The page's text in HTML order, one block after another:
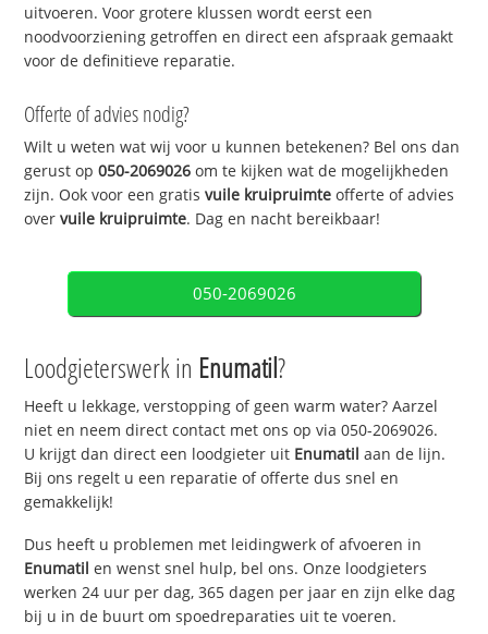
uitvoeren. Voor grotere klussen wordt eerst een
noodvoorziening getroffen en direct een afspraak gemaakt
voor de definitieve reparatie.
Offerte of advies nodig?
Wilt u weten wat wij voor u kunnen betekenen? Bel ons dan
gerust op050-2069026 om te kijken wat de mogelijkheden
zijn. Ook voor een gratisvuile kruipruimte offerte of advies
overvuile kruipruimte. Dag en nacht bereikbaar!
050-2069026
Loodgieterswerk in Enumatil?
Heeft u lekkage, verstopping of geen warm water? Aarzel
niet en neem direct contact met ons op via 050-2069026.
U krijgt dan direct een loodgieter uit Enumatil aan de lijn.
Bij ons regelt u een reparatie of offerte dus snel en
gemakkelijk!
Dus heeft u problemen met leidingwerk of afvoeren in
Enumatil en wenst snel hulp, bel ons. Onze loodgieters
werken 24 uur per dag, 365 dagen per jaar en zijn elke dag
bij u in de buurt om spoedreparaties uit te voeren.